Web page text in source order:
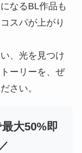
なるBL作品も
スパが上がり
、光を見つけ
ーリーを、ぜ
さい。
大50%即